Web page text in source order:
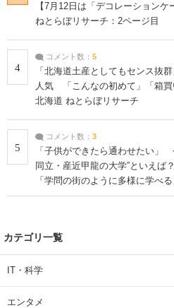
【7月12日は「デコレーション
ねとらぼリサーチ：2ページ目
4
コメント数： 5
「北海道土産としてもセンス抜
人気 「こんなの初めて」「箱買
北海道 ねとらぼリサーチ
5
コメント数： 3
「子供ができたら通わせたい」
同立・産近甲龍の大学”といえ
「学問の街のように多様に学べ
| 大学 ねとらぼリサーチ
カテゴリ一覧
IT・科学
エンタメ